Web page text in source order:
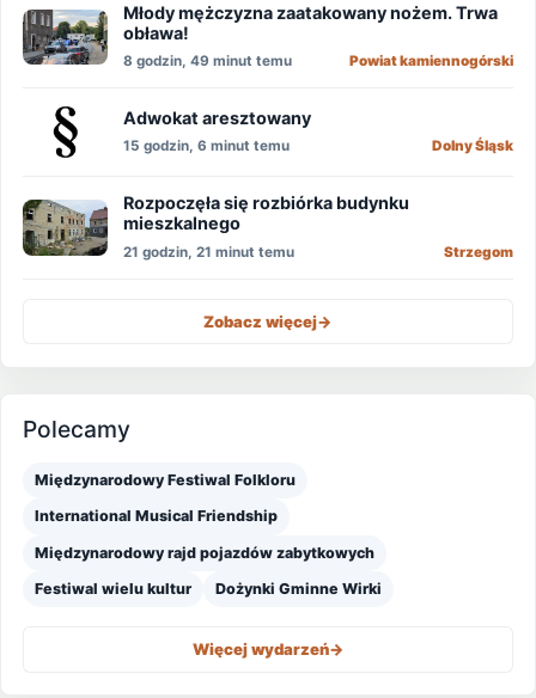
Młody mężczyzna zaatakowany nożem. Trwa
obława!
8 godzin, 49 minut temu Powiat kamiennogórski
Adwokat aresztowany
15 godzin, 6 minut temu Dolny Śląsk
Rozpoczęła się rozbiórka budynku
mieszkalnego
21 godzin, 21 minut temu Strzegom
Zobacz więcej->
Polecamy
Międzynarodowy Festiwal Folkloru
International Musical Friendship
Międzynarodowy rajd pojazdów zabytkowych
Festiwal wielu kultur Dożynki Gminne Wirki
Więcej wydarzeń->